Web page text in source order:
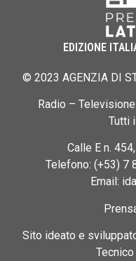
EDIZIONE
© 2023 AGENZIA DI
Radio –
Tutti
Calle E n.
Telefono: (+53) 7
Email:
Sito ideato e